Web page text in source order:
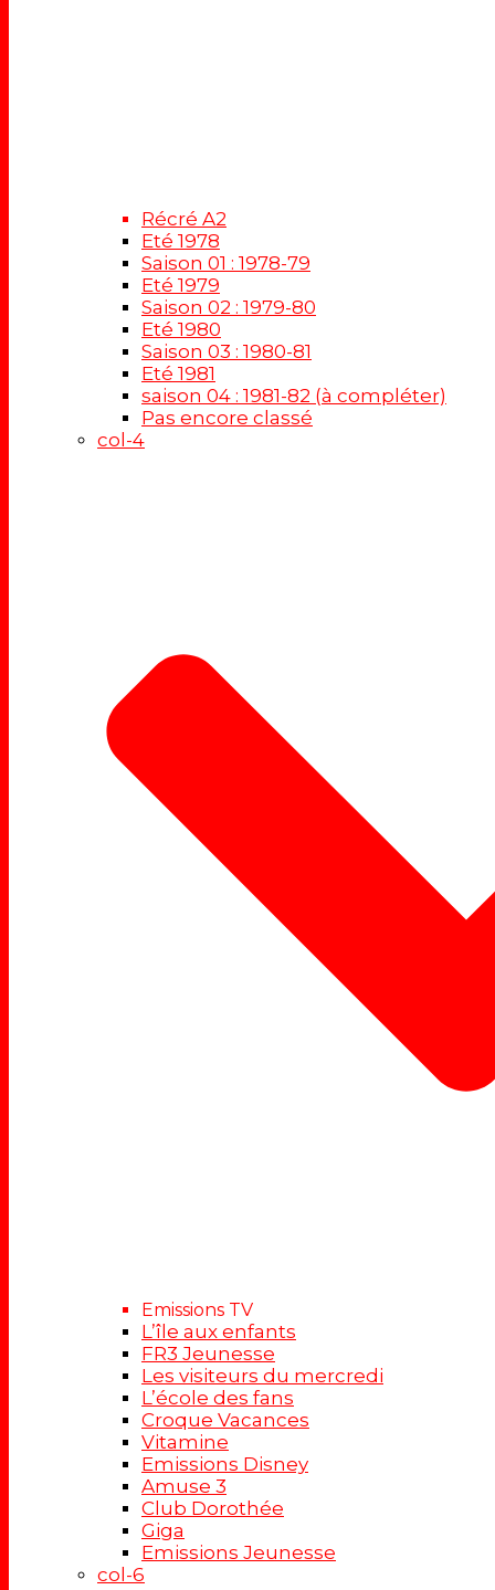
Récré A2
Eté 1978
Saison 01 : 1978-79
Eté 1979
Saison 02 : 1979-80
Eté 1980
Saison 03 : 1980-81
Eté 1981
saison 04 : 1981-82 (à compléter)
Pas encore classé
col-4
Emissions TV
L’île aux enfants
FR3 Jeunesse
Les visiteurs du mercredi
L’école des fans
Croque Vacances
Vitamine
Emissions Disney
Amuse 3
Club Dorothée
Giga
Emissions Jeunesse
col-6